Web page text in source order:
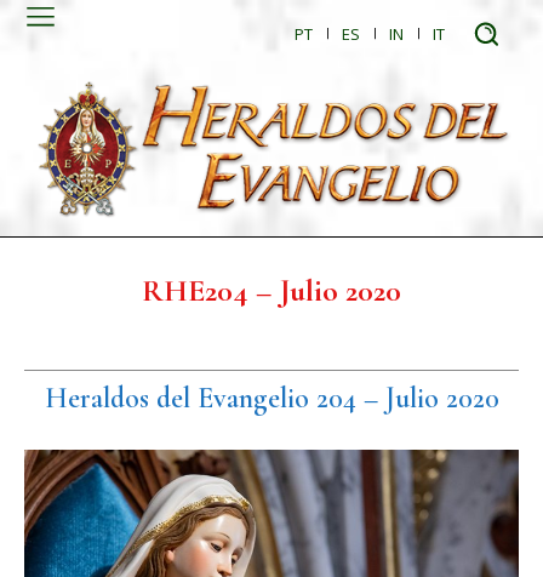
PT ES IN IT
RHE204 – Julio 2020
Heraldos del Evangelio 204 – Julio 2020